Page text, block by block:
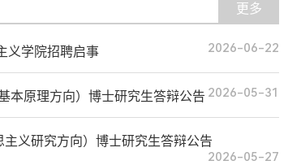
更多
义学院招聘启事 2026-06-22
本原理方向）博士研究生答辩公告 2026-05-31
义研究方向）博士研究生答辩公告
2026-05-27